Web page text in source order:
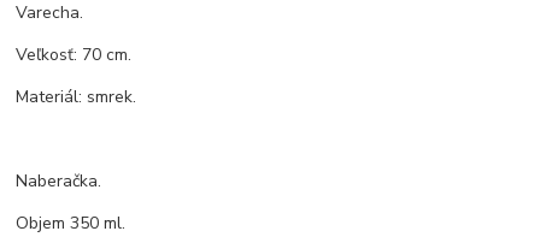
Varecha.
Veľkosť: 70 cm.
Materiál: smrek.
Naberačka.
Objem 350 ml.